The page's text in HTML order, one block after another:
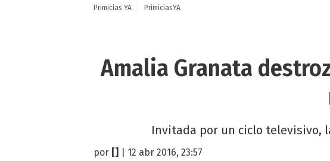
Primicias YA PrimiciasYA
Amalia Granata
Invitada por un ciclo televisivo,
por | 12 abr 2016, 23:57